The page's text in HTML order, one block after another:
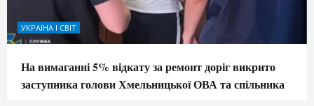
УКРАЇНА І СВІТ
На вимаганні 5% відкату за ремонт доріг викрито
заступника голови Хмельницької ОВА та спільника